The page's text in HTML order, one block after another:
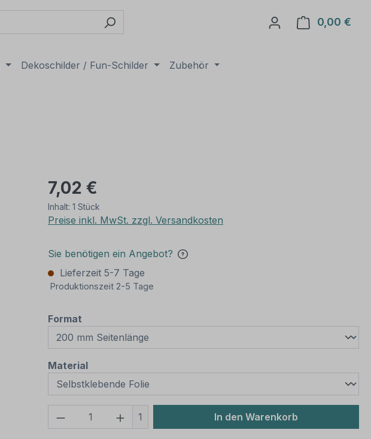
0,00 €
Dekoschilder / Fun-Schilder Zubehör
7,02 €
Inhalt: 1 Stück
Preise inkl. MwSt. zzgl. Versandkosten
Sie benötigen ein Angebot?
Lieferzeit 5-7 Tage
Produktionszeit 2-5 Tage
Format
Materialauswählen
Produkt Anzahl: Gib den gewünschten Wert
1 In den Warenkorb